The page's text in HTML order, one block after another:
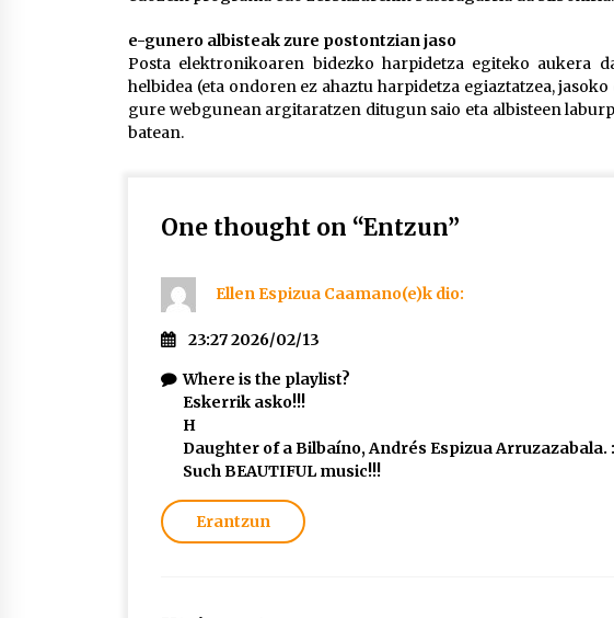
e-gunero albisteak zure postontzian jaso
Posta elektronikoaren bidezko harpidetza egiteko aukera
helbidea (eta ondoren ez ahaztu harpidetza egiaztatzea,
gure webgunean argitaratzen ditugun saio eta albisteen
batean.
One thought on “Entzun”
Ellen Espizua Caamano(e)k dio:
23:27 2026/02/13
Where is the playlist?
Eskerrik asko!!!
H
Daughter of a Bilbaíno, Andrés Espizua Arruzazabala.
Such BEAUTIFUL music!!!
Erantzun